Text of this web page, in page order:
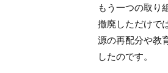
もう一つの取り
撤廃しただけで
源の再配分や教
したのです。